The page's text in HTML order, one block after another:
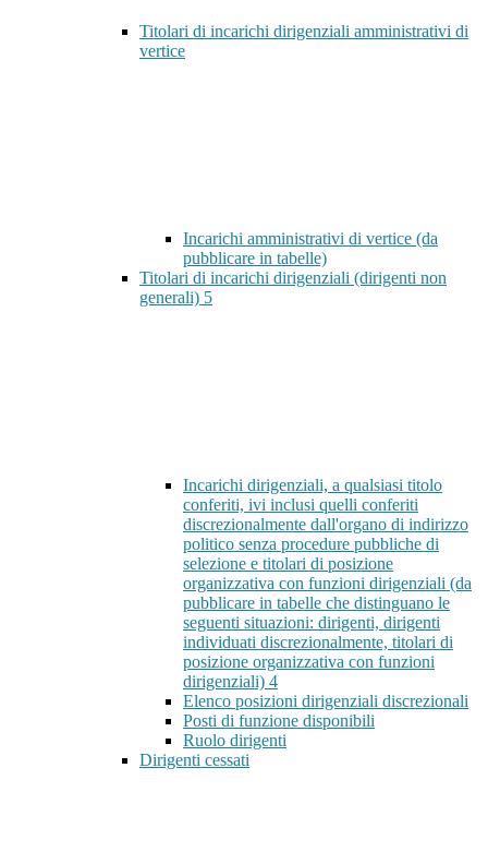
Titolari di incarichi dirigenziali amministrativi di
vertice
Incarichi amministrativi di vertice (da
pubblicare in tabelle)
Titolari di incarichi dirigenziali (dirigenti non
generali) 5
Incarichi dirigenziali, a qualsiasi titolo
conferiti, ivi inclusi quelli conferiti
discrezionalmente dall'organo di indirizzo
politico senza procedure pubbliche di
selezione e titolari di posizione
organizzativa con funzioni dirigenziali (da
pubblicare in tabelle che distinguano le
seguenti situazioni: dirigenti, dirigenti
individuati discrezionalmente, titolari di
posizione organizzativa con funzioni
dirigenziali) 4
Elenco posizioni dirigenziali discrezionali
Posti di funzione disponibili
Ruolo dirigenti
Dirigenti cessati